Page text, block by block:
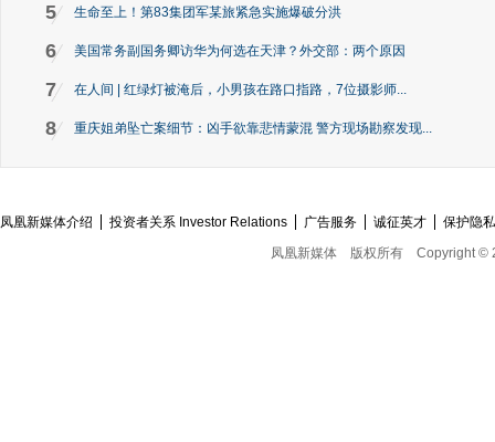
5 生命至上！第83集团军某旅紧急实施爆破分洪
6 美国常务副国务卿访华为何选在天津？外交部：两个原因
7 在人间 | 红绿灯被淹后，小男孩在路口指路，7位摄影师...
8 重庆姐弟坠亡案细节：凶手欲靠悲情蒙混 警方现场勘察发现...
凤凰新媒体介绍 投资者关系 Investor Relations 广告服务 诚征英才
保护隐
凤凰新媒体
版权所有 Copyright ©